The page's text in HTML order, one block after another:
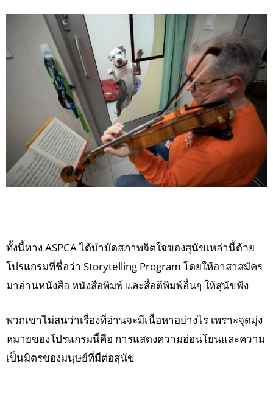
ทั้งนี้ทาง ASPCA ได้บำบัดสภาพจิตใจของสุนัขเหล่านี้ด้วย
โปรแกรมที่ชื่อว่า Storytelling Program โดยให้อาสาสมัคร
มาอ่านหนังสือ หนังสือพิมพ์ และสื่อตีพิมพ์อื่นๆ ให้สุนัขฟัง
พวกเขาไม่สนว่าเรื่องที่อ่านจะมีเนื้อหาอย่างไร เพราะจุดมุ่ง
หมายของโปรแกรมนี้คือ การแสดงความอ่อนโยนและความ
เป็นมิตรของมนุษย์ที่มีต่อสุนัข